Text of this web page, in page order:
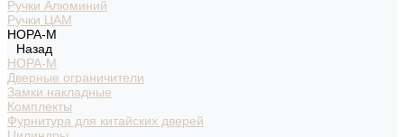
Ручки Алюминий
Ручки ЦАМ
НОРА-М
Назад
НОРА-М
Дверные ограничители
Замки накладные
Комплекты
Фурнитура для китайских дверей